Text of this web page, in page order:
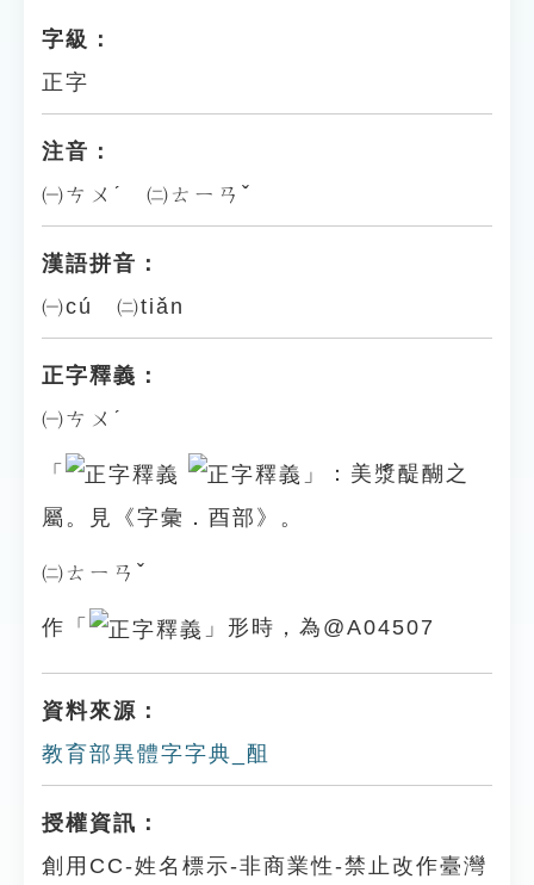
字級：
正字
注音：
㈠ㄘㄨˊ ㈡ㄊㄧㄢˇ
漢語拼音：
㈠cú ㈡tiǎn
正字釋義：
㈠ㄘㄨˊ
「
」：美漿醍醐之
屬。見《字彙．酉部》。
㈡ㄊㄧㄢˇ
作「 」形時，為@A04507
資料來源：
教育部異體字字典_䣯
授權資訊：
創用CC-姓名標示-非商業性-禁止改作臺灣